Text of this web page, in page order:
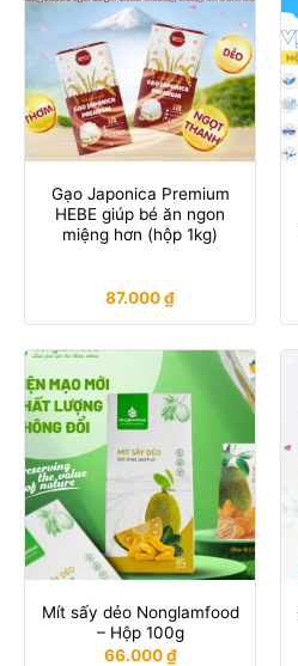
Gạo Japonica Premium
HEBE giúp bé ăn ngon
miệng hơn (hộp 1kg)
87.000₫
Mít sấy dẻo Nonglamfood
– Hộp 100g
66.000₫